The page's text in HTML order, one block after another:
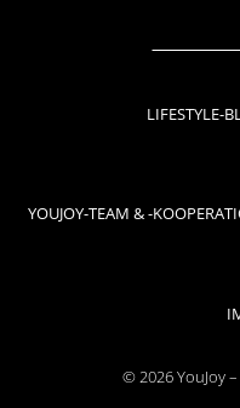
LIFESTYLE-
YOUJOY-TEAM & -
© 2026 YouJoy –